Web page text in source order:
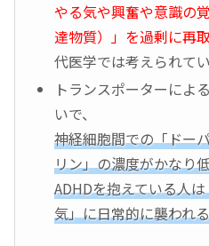
やる気や興奮や意識の
達物質）」を過剰に再
代医学では考えられて
トランスポーターによ
いで、
神経細胞間での「ドー
リン」の濃度がかなり
ADHDを抱えている人
気」に日常的に襲われ